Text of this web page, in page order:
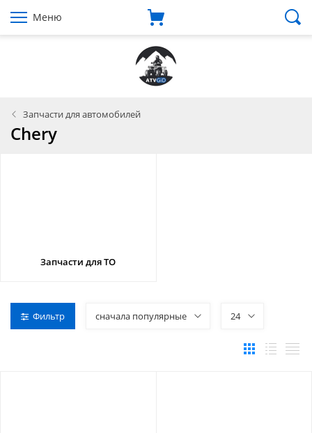
Меню
Запчасти для автомобилей
Chery
Запчасти для ТО
Фильтр сначала популярные 24